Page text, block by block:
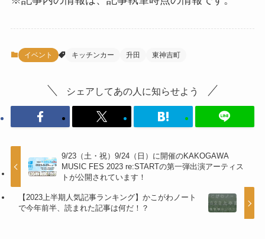
イベント キッチンカー 升田 東神吉町
シェアしてあの人に知らせよう
9/23（土・祝）9/24（日）に開催のKAKOGAWA
MUSIC FES 2023 re:STARTの第一弾出演アーティス
トが公開されています！
【2023上半期人気記事ランキング】かこがわノート
で今年前半、読まれた記事は何だ！？